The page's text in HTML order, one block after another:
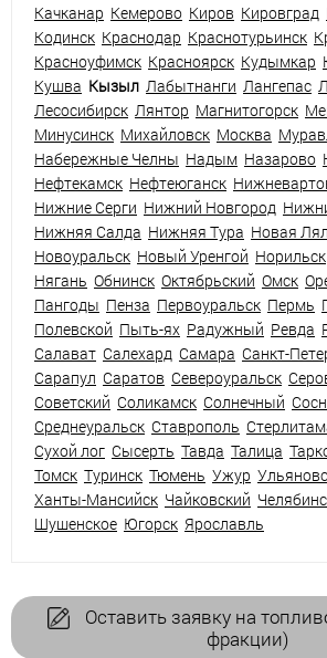
Качканар Кемерово Киров Кировград
Кодинск Краснодар Краснотурьинск
Красноуфимск Красноярск Кудымкар
Кушва Кызыл Лабытнанги Лангепас
Лесосибирск Лянтор Магнитогорск
Минусинск Михайловск Москва
Набережные Челны Надым Назарово
Нефтекамск Нефтеюганск
Нижние Серги Нижний Новгород
Нижняя Салда Нижняя Тура Новая
Новоуральск Новый Уренгой Норильск
Нягань Обнинск Октябрьский Омск
Пангоды Пенза Первоуральск Пермь
Полевской Пыть-ях Радужный Ревда
Салават Салехард Самара Санкт-
Сарапул Саратов Североуральск
Советский Соликамск Солнечный
Среднеуральск Ставрополь
Сухой лог Сысерть Тавда Талица
Томск Туринск Тюмень Ужур
Ханты-Мансийск Чайковский
Шушенское Югорск Ярославль
Оставить заявку на
фракции)